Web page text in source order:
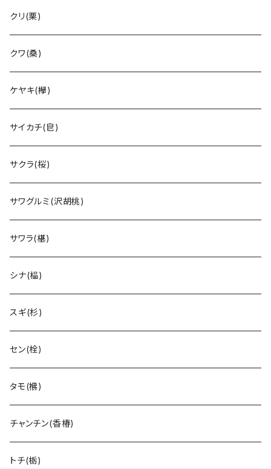
クリ(栗)
クワ(桑)
ケヤキ(欅)
サイカチ(皀)
サクラ(桜)
サワグルミ(沢胡桃)
サワラ(椹)
シナ(榀)
スギ(杉)
セン(栓)
タモ(梻)
チャンチン(香椿)
トチ(栃)